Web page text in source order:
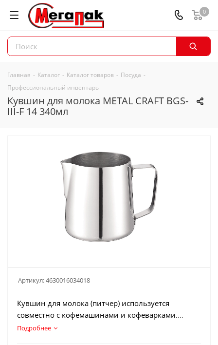
0
Главная - Каталог - Каталог товаров - Посуда -
Профессиональный инвентарь
Кувшин для молока METAL CRAFT BGS-
III-F 14 340мл
Артикул:4630016034018
Кувшин для молока (питчер) используется
совместно с кофемашинами и кофеварками.
Аксессуар выполнен из нержавеющей стали.
Подробнее